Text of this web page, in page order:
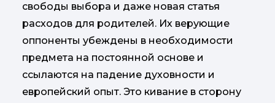
свободы выбора и даже новая статья
расходов для родителей. Их верующие
оппоненты убеждены в необходимости
предмета на постоянной основе и
ссылаются на падение духовности и
европейский опыт. Это кивание в сторону